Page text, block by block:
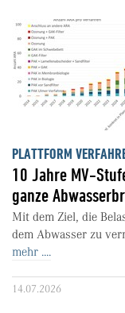
PLATTFORM
10 Jahre MV-
ganze
Mit dem Ziel, die
dem Abwasser zu
mehr ....
14.07.2026